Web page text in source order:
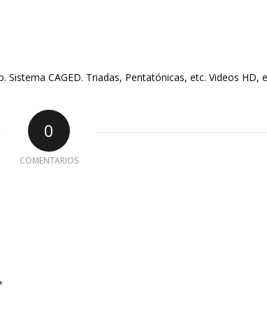
CAGED. Triadas, Pentatónicas, etc. Videos HD,
0
COMENTARIOS